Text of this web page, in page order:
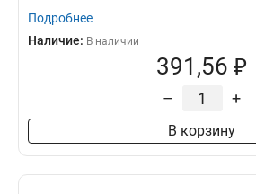
Подробнее
Наличие: В наличии
391,56 ₽
– +
В корзину